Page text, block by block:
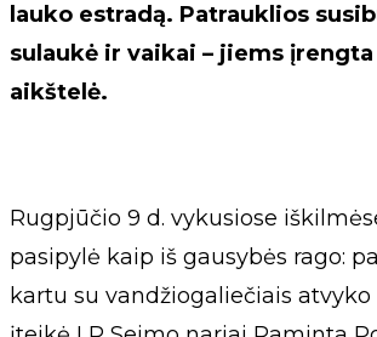
lauko estradą. Patrauklios
sulaukė ir vaikai – jiems
aikštelė.
Rugpjūčio 9 d. vykusiose
pasipylė kaip iš gausybės rago:
kartu su vandžiogaliečiais atvyko